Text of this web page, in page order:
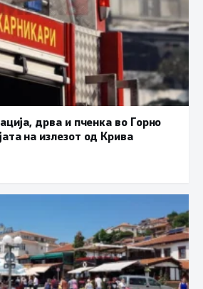
дрва и пченка во Горно
на излезот од Крива